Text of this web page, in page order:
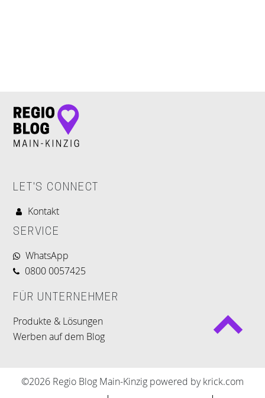
LET'S CONNECT
Kontakt
SERVICE
WhatsApp
0800 0057425
FÜR UNTERNEHMER
Produkte & Lösungen
Werben auf dem Blog
©2026 Regio Blog Main-Kinzig powered by krick.com